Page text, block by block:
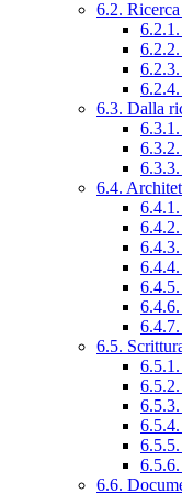
6.2.
6.3. Dalla
6.4.
6.5.
6.6.